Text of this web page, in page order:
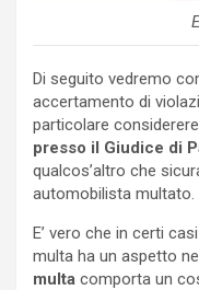
Di seguito vedremo
accertamento di
particolare
presso il Giudice di
qualcos’altro che
automobilista multato.
E’ vero che in certi
multa ha un aspetto
multa comporta un